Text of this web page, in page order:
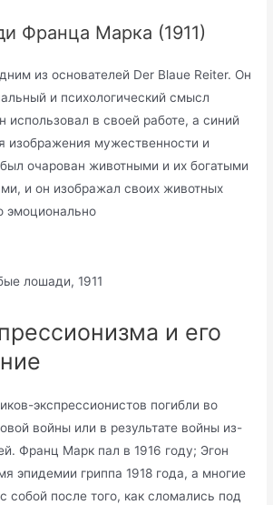
Франца Марка (1911)
из основателей Der Blaue Reiter. Он
и психологический смысл
использовал в своей работе, а синий
изображения мужественности и
очарован животными и их богатыми
и он изображал своих животных
эмоционально
лошади, 1911
и его
экспрессионистов погибли во
войны или в результате войны из-
Франц Марк пал в 1916 году; Эгон
эпидемии гриппа 1918 года, а многие
собой после того, как сломались под